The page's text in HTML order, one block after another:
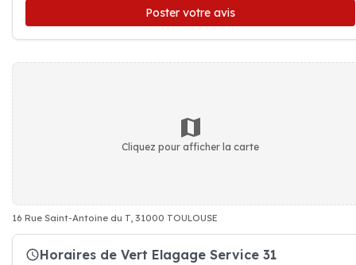
Poster votre avis
Cliquez pour afficher la carte
16 Rue Saint-Antoine du T, 31000 TOULOUSE
Horaires de Vert Elagage Service 31